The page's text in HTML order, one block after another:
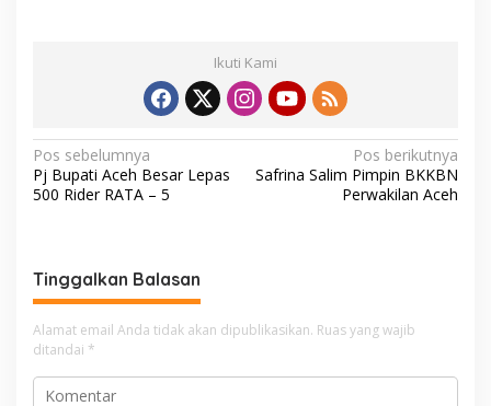
Ikuti Kami
N
a
g
a
s
i
Pos sebelumnya
Pj Bupati Aceh Besar Lepas
500 Rider RATA – 5
Pos berikutnya
Safrina Salim Pimpin BKKBN
Perwakilan Aceh
Tinggalkan Balasan
Alamat email Anda tidak akan dipublikasikan. Ruas yang wajib
ditandai *